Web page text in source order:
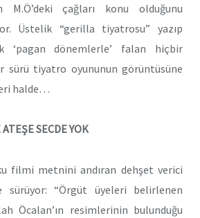
M.Ö’deki çağları konu olduğunu
Üstelik “gerilla tiyatrosu” yazıp
‘pagan dönemlerle’ falan hiçbir
sürü tiyatro oyununun görüntüsüne
halde…
SECDE YOK
filmi metnini andıran dehşet verici
sürüyor: “Örgüt üyeleri belirlenen
Öcalan’ın resimlerinin bulunduğu